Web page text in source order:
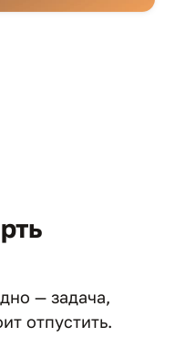
— задача,
отпустить.